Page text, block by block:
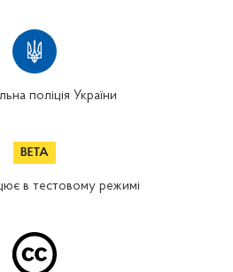
поліція України
в тестовому режимі